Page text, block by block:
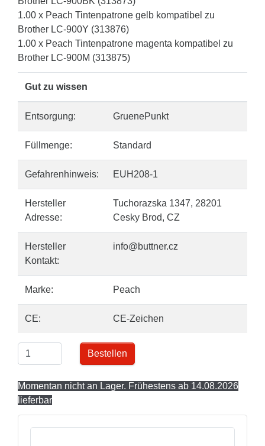
1.00 x Peach Tintenpatrone gelb kompatibel zu
Brother LC-900Y (313876)
1.00 x Peach Tintenpatrone magenta kompatibel zu
Brother LC-900M (313875)
Gut zu wissen
Entsorgung: GruenePunkt
Füllmenge: Standard
Gefahrenhinweis: EUH208-1
Hersteller
Adresse:
Tuchorazska 1347, 28201
Cesky Brod, CZ
Hersteller
Kontakt:
info@buttner.cz
Marke: Peach
CE: CE-Zeichen
Bestellen
Momentan nicht an Lager. Frühestens ab 14.08.2026
lieferbar